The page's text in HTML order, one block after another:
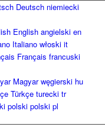
Deutsch niemiecki
English angielski en
Italiano włoski it
Français francuski
Magyar węgierski hu
Türkçe turecki tr
polski polski pl